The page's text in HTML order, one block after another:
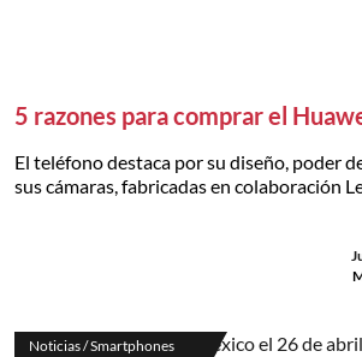
5 razones para comprar el
El teléfono destaca por su diseño, poder
sus cámaras, fabricadas en colaboración
Noticias / Smartphones